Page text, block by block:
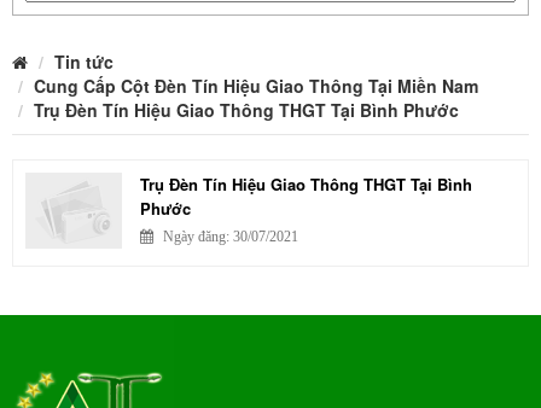
Tin tức
Cung Cấp Cột Đèn Tín Hiệu Giao Thông Tại Miền Nam
Trụ Đèn Tín Hiệu Giao Thông THGT Tại Bình Phước
Trụ Đèn Tín Hiệu Giao Thông THGT Tại Bình
Phước
Ngày đăng: 30/07/2021